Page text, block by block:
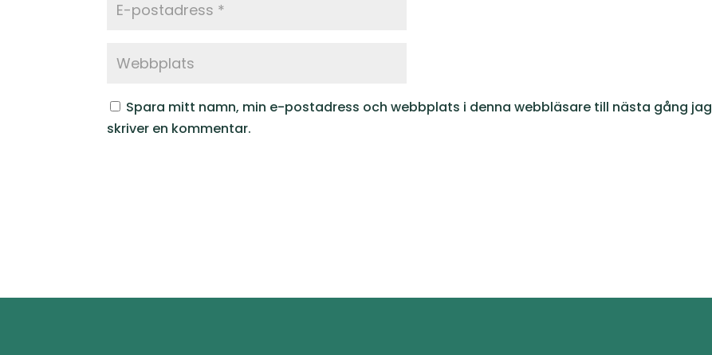
Spara mitt namn, min e-postadress och webbplats i denna webbläsare till nästa gång jag
skriver en kommentar.